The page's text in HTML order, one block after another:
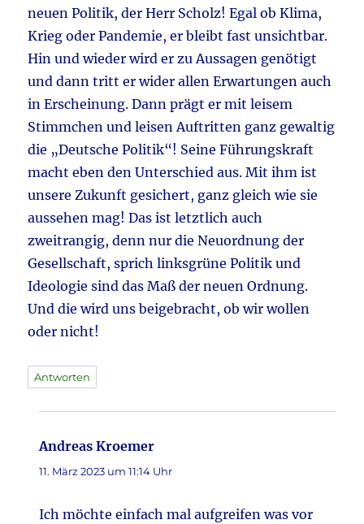
neuen Politik, der Herr Scholz! Egal ob Klima,
Krieg oder Pandemie, er bleibt fast unsichtbar.
Hin und wieder wird er zu Aussagen genötigt
und dann tritt er wider allen Erwartungen auch
in Erscheinung. Dann prägt er mit leisem
Stimmchen und leisen Auftritten ganz gewaltig
die „Deutsche Politik“! Seine Führungskraft
macht eben den Unterschied aus. Mit ihm ist
unsere Zukunft gesichert, ganz gleich wie sie
aussehen mag! Das ist letztlich auch
zweitrangig, denn nur die Neuordnung der
Gesellschaft, sprich linksgrüne Politik und
Ideologie sind das Maß der neuen Ordnung.
Und die wird uns beigebracht, ob wir wollen
oder nicht!
Antworten
Andreas Kroemer
11. März 2023 um 11:14 Uhr
Ich möchte einfach mal aufgreifen was vor